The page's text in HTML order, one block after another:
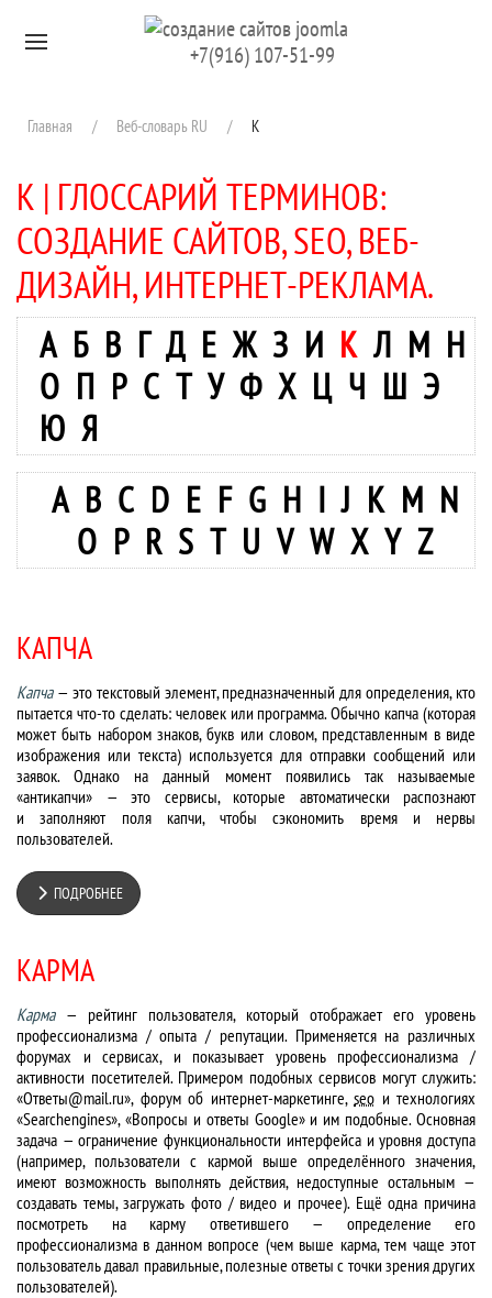
Перейти к содержимому+7(916) 107-51-99
Главная Веб-словарь RU К
К | ГЛОССАРИЙ ТЕРМИНОВ:
СОЗДАНИЕ САЙТОВ, SEO, ВЕБ-
ДИЗАЙН, ИНТЕРНЕТ-РЕКЛАМА.
А Б В Г Д Е Ж З И К Л М Н
О П Р С Т У Ф Х Ц Ч Ш Э
Ю Я
A B C D E F G H I J K M N
O P R S T U V W X Y Z
КАПЧА
Капча— это текстовый элемент, предназначенный для определения, кто
пытается что-то сделать: человек или программа. Обычно капча (которая
может быть набором знаков, букв или словом, представленным в виде
изображения или текста) используется для отправки сообщений или
заявок. Однако на данный момент появились так называемые
«антикапчи» — это сервисы, которые автоматически распознают
и заполняют поля капчи, чтобы сэкономить время и нервы
пользователей.
ПОДРОБНЕЕ
КАРМА
Карма— рейтинг пользователя, который отображает его уровень
профессионализма / опыта / репутации. Применяется на различных
форумах и сервисах, и показывает уровень профессионализма /
активности посетителей. Примером подобных сервисов могут служить:
«Ответы@mail.ru», форум об интернет-маркетинге, seo и технологиях
«Searchengines», «Вопросы и ответы Google» и им подобные. Основная
задача — ограничение функциональности интерфейса и уровня доступа
(например, пользователи с кармой выше определённого значения,
имеют возможность выполнять действия, недоступные остальным —
создавать темы, загружать фото / видео и прочее). Ещё одна причина
посмотреть на карму ответившего — определение его
профессионализма в данном вопросе (чем выше карма, тем чаще этот
пользователь давал правильные, полезные ответы с точки зрения других
пользователей).